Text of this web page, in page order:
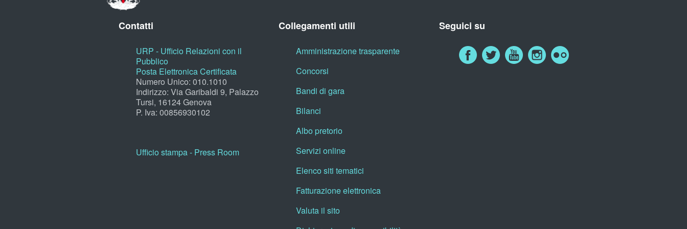
Contatti
URP - Ufficio Relazioni con il
Pubblico
Posta Elettronica Certificata
Numero Unico: 010.1010
Indirizzo: Via Garibaldi 9, Palazzo
Tursi, 16124 Genova
P. Iva: 00856930102
Ufficio stampa - Press Room
Collegamenti utili
Amministrazione trasparente
Concorsi
Bandi di gara
Bilanci
Albo pretorio
Servizi online
Elenco siti tematici
Fatturazione elettronica
Valuta il sito
Seguici su